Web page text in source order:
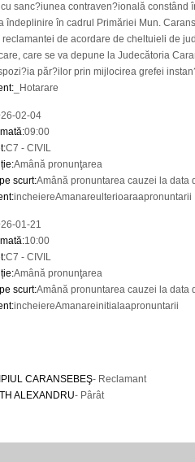
sanc?iunea contraven?ională constând
îndeplinire în cadrul Primăriei Mun.
reclamantei de acordare de cheltuieli de
care se va depune la Judecătoria
păr?ilor prin mijlocirea grefei
: _Hotarare
02-04
:09:00
:C7 - CIVIL
:Amână pronunţarea
scurt:Amână pronuntarea cauzei la data
:incheiereAmanareulterioaraapronuntarii
01-21
:10:00
:C7 - CIVIL
:Amână pronunţarea
scurt:Amână pronuntarea cauzei la data
:incheiereAmanareinitialaapronuntarii
CARANSEBEŞ- Reclamant
ALEXANDRU- Pârât